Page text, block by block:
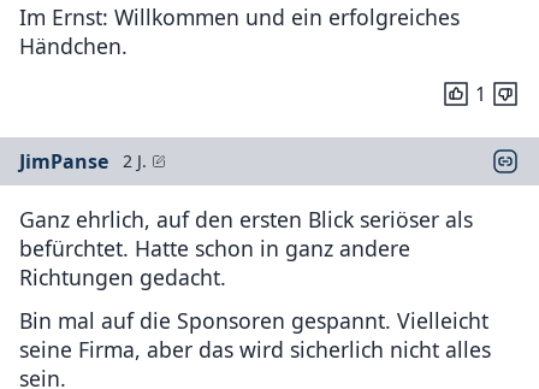
Im Ernst: Willkommen und ein erfolgreiches
Händchen.
1
JimPanse 2 J.
Ganz ehrlich, auf den ersten Blick seriöser als
befürchtet. Hatte schon in ganz andere
Richtungen gedacht.
Bin mal auf die Sponsoren gespannt. Vielleicht
seine Firma, aber das wird sicherlich nicht alles
sein.